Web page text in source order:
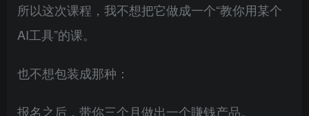
所以这次课程，我不想把它做成一个“教你用某个
AI工具”的课。
也不想包装成那种：
报名之后，带你三个月做出一个賺钱产品。